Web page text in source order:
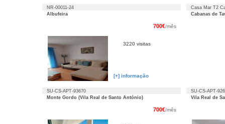
NR-00011-24
Albufeira
Casa Mar T2
Condicionado
Cabanas de
700€/mês
3220 visitas
[+] informação
SU-CS-APT-93670
Monte Gordo (Vila Real de Santo António)
SU-CS-APT-
Vila Real de
700€/mês